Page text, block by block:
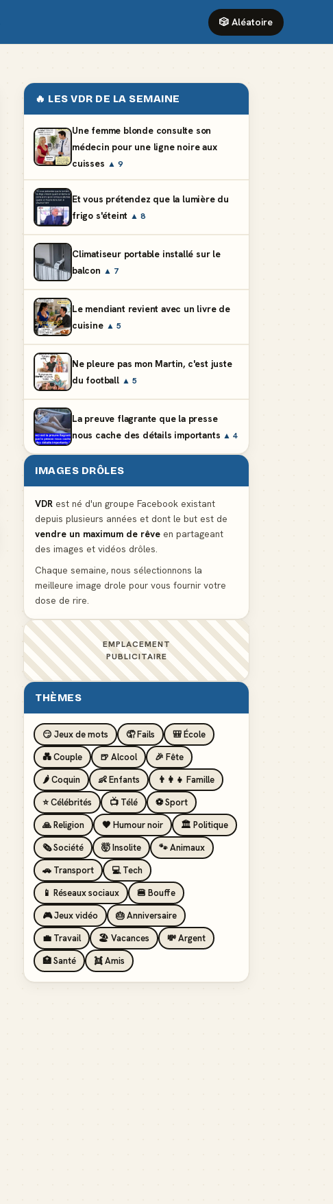
🎲 Aléatoire
🔥 LES VDR DE LA SEMAINE
Une femme blonde consulte son
médecin pour une ligne noire aux
cuisses ▲ 9
Et vous prétendez que la lumière du
frigo s'éteint ▲ 8
Climatiseur portable installé sur le
balcon ▲ 7
Le mendiant revient avec un livre de
cuisine ▲ 5
Ne pleure pas mon Martin, c'est juste
du football ▲ 5
La preuve flagrante que la presse
nous cache des détails importants ▲ 4
IMAGES DRÔLES
VDR est né d'un groupe Facebook existant
depuis plusieurs années et dont le but est de
vendre un maximum de rêve en partageant
des images et vidéos drôles.
Chaque semaine, nous sélectionnons la
meilleure image drole pour vous fournir votre
dose de rire.
EMPLACEMENT
PUBLICITAIRE
THÈMES
😏 Jeux de mots 🤦 Fails
🎒 École
💑 Couple
🍺 Alcool
🎉 Fête
🌶️ Coquin
👶 Enfants
👨‍👩‍👧 Famille
⭐ Célébrités
📺 Télé
⚽ Sport
🙏 Religion
🖤 Humour noir
🏛️ Politique
🗞️ Société
🤯 Insolite
🐾 Animaux
🚗 Transport
💻 Tech
📱 Réseaux sociaux
🍔 Bouffe
🎮 Jeux vidéo
🎂 Anniversaire
💼 Travail
🏖️ Vacances
💸 Argent
🏥 Santé
👯 Amis